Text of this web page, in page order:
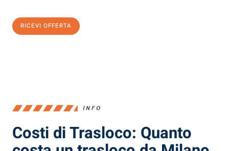
RICEVI OFFERTA
INFO
Costi di Trasloco: Quanto